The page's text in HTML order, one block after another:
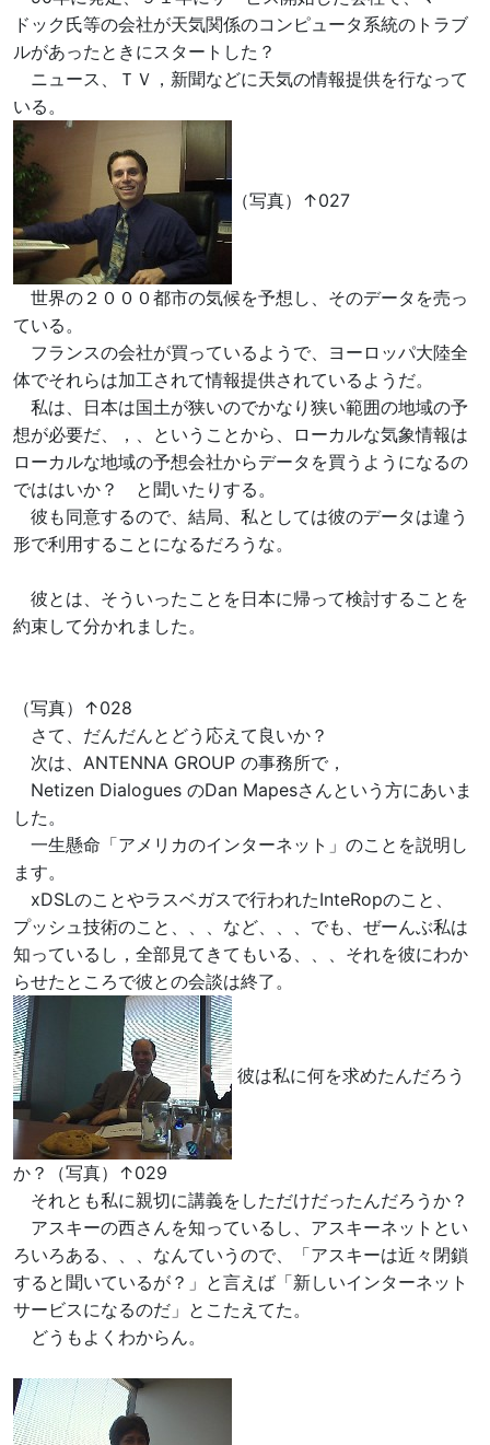
ドック氏等の会社が天気関係のコンピュータ系統のトラブ
ルがあったときにスタートした？
ニュース、ＴＶ，新聞などに天気の情報提供を行なって
いる。
（写真）↑027
世界の２０００都市の気候を予想し、そのデータを売っ
ている。
フランスの会社が買っているようで、ヨーロッパ大陸全
体でそれらは加工されて情報提供されているようだ。
私は、日本は国土が狭いのでかなり狭い範囲の地域の予
想が必要だ、，、ということから、ローカルな気象情報は
ローカルな地域の予想会社からデータを買うようになるの
でははいか？ と聞いたりする。
彼も同意するので、結局、私としては彼のデータは違う
形で利用することになるだろうな。
彼とは、そういったことを日本に帰って検討することを
約束して分かれました。
（写真）↑028
さて、だんだんとどう応えて良いか？
次は、ANTENNA GROUP の事務所で，
Netizen Dialogues のDan Mapesさんという方にあいま
した。
一生懸命「アメリカのインターネット」のことを説明し
ます。
xDSLのことやラスベガスで行われたInteRopのこと、
プッシュ技術のこと、、、など、、、でも、ぜーんぶ私は
知っているし，全部見てきてもいる、、、それを彼にわか
らせたところで彼との会談は終了。
彼は私に何を求めたんだろう
か？（写真）↑029
それとも私に親切に講義をしただけだったんだろうか？
アスキーの西さんを知っているし、アスキーネットとい
ろいろある、、、なんていうので、「アスキーは近々閉鎖
すると聞いているが？」と言えば「新しいインターネット
サービスになるのだ」とこたえてた。
どうもよくわからん。